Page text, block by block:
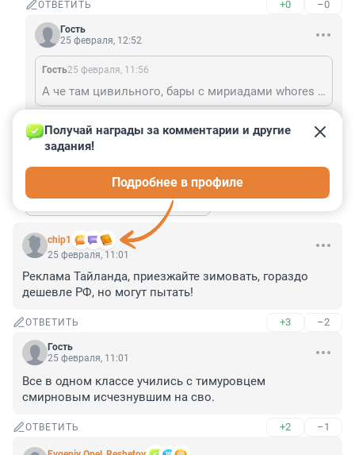
ОТВЕТИТЬ +0 –0
Гость
25 февраля, 12:52
Гость25 февраля, 11:56
А че там цивильного, бары с мириадами whores всех полов? И дёшево...а ещё пытать могут, сс недвижкой были такие случаи
Что тогда претесь все туда,Анапа,Сочи,Геленджик
вам в помощь.
ОТВЕТИТЬ +8 –0
Показать ещё 1 ответ
chip1
Получай награды за комментарии и другие
задания!
Подробнее в профиле
25 февраля, 11:01
Реклама Тайланда, приезжайте зимовать, гораздо
дешевле РФ, но могут пытать!
ОТВЕТИТЬ +3 –2
Гость
25 февраля, 11:01
Все в одном классе учились с тимуровцем
смирновым исчезнувшим на сво.
ОТВЕТИТЬ +2 –1